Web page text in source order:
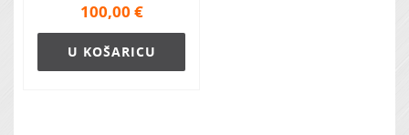
100,00 €
U KOŠARICU